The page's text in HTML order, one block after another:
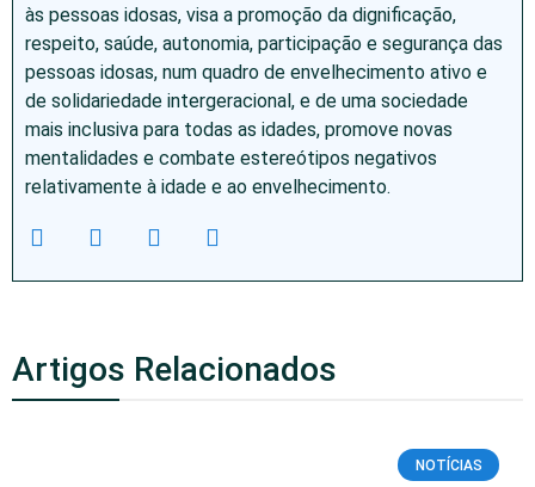
às pessoas idosas, visa a promoção da dignificação,
respeito, saúde, autonomia, participação e segurança das
pessoas idosas, num quadro de envelhecimento ativo e
de solidariedade intergeracional, e de uma sociedade
mais inclusiva para todas as idades, promove novas
mentalidades e combate estereótipos negativos
relativamente à idade e ao envelhecimento.
Artigos Relacionados
NOTÍCIAS